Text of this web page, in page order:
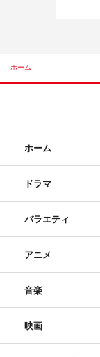
ホーム
ホーム
ドラマ
バラエティ
アニメ
音楽
映画